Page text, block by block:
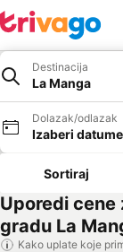
Destinacija
La Manga
Dolazak/odlazak
Izaberi datume
Sortiraj
Uporedi cene
gradu La
Kako uplate koje